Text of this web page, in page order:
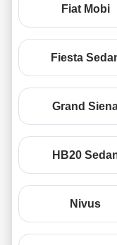
Fiat Mobi
Fiesta
Grand
HB20
Nivus